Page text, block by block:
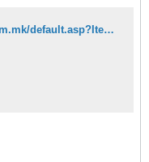
http://www.vecer.com.mk/default.asp?ItemID=CD050F257F774B45AA555AEE2E409D44